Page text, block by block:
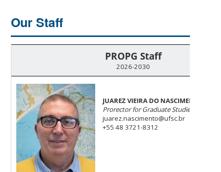
Our Staff
PROPG Staff
2026-2030
JUAREZ VIEIRA DO NASCIMENTO
Prorector for Graduate Studies
juarez.nascimento@ufsc.br
+55 48 3721-8312